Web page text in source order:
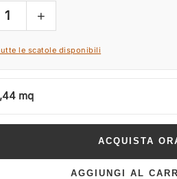
1 +
le scatole disponibili
mq
ACQUISTA
AGGIUNGI AL